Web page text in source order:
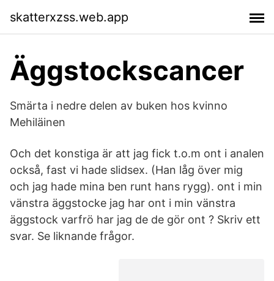
skatterxzss.web.app
Äggstockscancer
Smärta i nedre delen av buken hos kvinno
Mehiläinen
Och det konstiga är att jag fick t.o.m ont i analen
också, fast vi hade slidsex. (Han låg över mig
och jag hade mina ben runt hans rygg). ont i min
vänstra äggstocke jag har ont i min vänstra
äggstock varfrö har jag de de gör ont ? Skriv ett
svar. Se liknande frågor.